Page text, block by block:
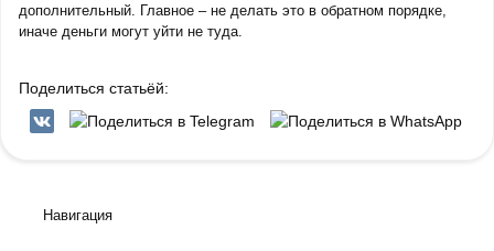
дополнительный. Главное – не делать это в обратном порядке,
иначе деньги могут уйти не туда.
Поделиться статьёй:
Навигация